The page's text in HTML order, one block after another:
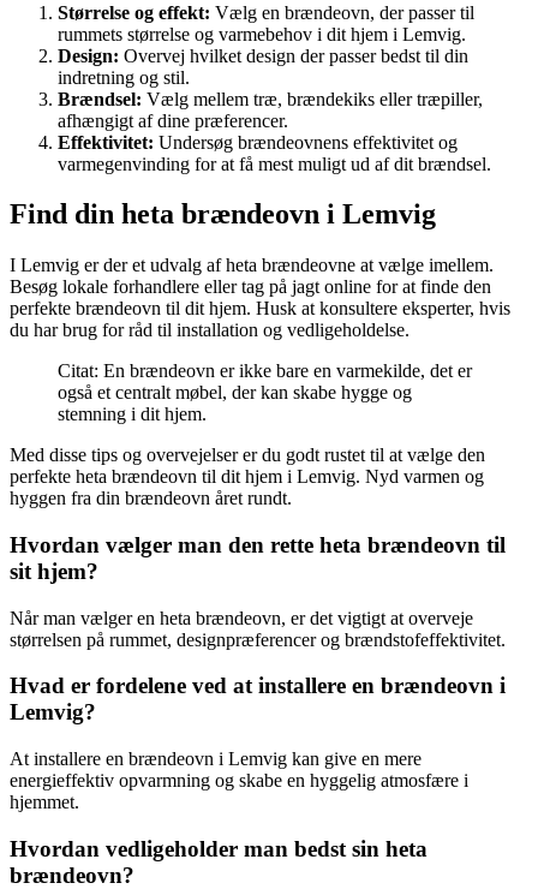
Størrelse og effekt: Vælg en brændeovn, der passer til
rummets størrelse og varmebehov i dit hjem i Lemvig.
Design: Overvej hvilket design der passer bedst til din
indretning og stil.
Brændsel: Vælg mellem træ, brændekiks eller træpiller,
afhængigt af dine præferencer.
Effektivitet: Undersøg brændeovnens effektivitet og
varmegenvinding for at få mest muligt ud af dit brændsel.
Find din heta brændeovn i Lemvig
I Lemvig er der et udvalg af heta brændeovne at vælge imellem.
Besøg lokale forhandlere eller tag på jagt online for at finde den
perfekte brændeovn til dit hjem. Husk at konsultere eksperter, hvis
du har brug for råd til installation og vedligeholdelse.
Citat: En brændeovn er ikke bare en varmekilde, det er
også et centralt møbel, der kan skabe hygge og
stemning i dit hjem.
Med disse tips og overvejelser er du godt rustet til at vælge den
perfekte heta brændeovn til dit hjem i Lemvig. Nyd varmen og
hyggen fra din brændeovn året rundt.
Hvordan vælger man den rette heta brændeovn til
sit hjem?
Når man vælger en heta brændeovn, er det vigtigt at overveje
størrelsen på rummet, designpræferencer og brændstofeffektivitet.
Hvad er fordelene ved at installere en brændeovn i
Lemvig?
At installere en brændeovn i Lemvig kan give en mere
energieffektiv opvarmning og skabe en hyggelig atmosfære i
hjemmet.
Hvordan vedligeholder man bedst sin heta
brændeovn?